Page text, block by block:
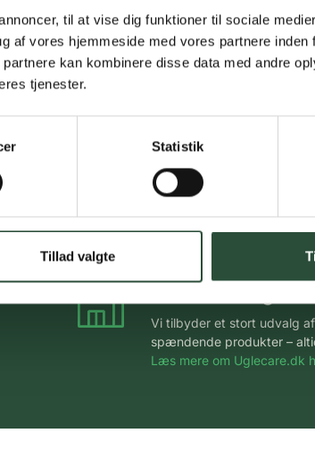
til at vise dig funktioner til sociale
af vores hjemmeside med vores partnere inden
kan kombinere disse data med andre
tjenester.
Statistik
Tillad valgte
Personlig
Få hjælp til din webordre
Hurtigt leveringen via GLS,
Faste lave
Stort udvalg af
Vi tilbyder et stort udvalg
spændende produkter –
Læs mere om Uglecare.dk